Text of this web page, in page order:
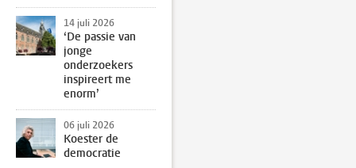
14 juli 2026
‘De passie van
jonge
onderzoekers
inspireert me
enorm’
06 juli 2026
Koester de
democratie